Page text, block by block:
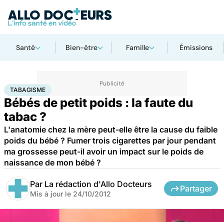
Santé Bien-être Famille Émissions
AccueilSanté Maladies Tabagisme
TABAGISME
Bébés de petit poids : la faute du
tabac ?
L'anatomie chez la mère peut-elle être la cause du faible
poids du bébé ? Fumer trois cigarettes par jour pendant
ma grossesse peut-il avoir un impact sur le poids de
naissance de mon bébé ?
Par La rédaction d'Allo Docteurs
Mis à jour le 24/10/2012
Partager